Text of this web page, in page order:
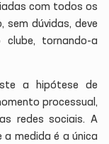
com todos os
sem dúvidas, deve
tornando-a
a hipótese de
processual,
redes sociais. A
a medida é a única